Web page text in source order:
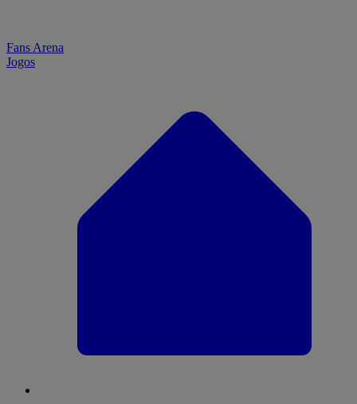
Fans Arena
Jogos